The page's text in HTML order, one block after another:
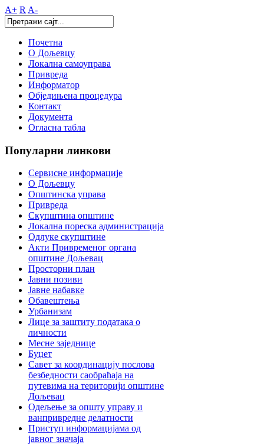
A+ R A-
Почетна
О Дољевцу
Локална самоуправа
Привреда
Информатор
Обједињена процедура
Контакт
Документа
Огласна табла
Популарни линкови
Сервисне информације
О Дољевцу
Општинска управа
Привреда
Скупштина општине
Локална пореска администрација
Одлуке скупштине
Акти Привременог органа
општине Дољевац
Просторни план
Јавни позиви
Јавне набавке
Обавештења
Урбанизам
Лице за заштиту података о
личности
Месне заједнице
Буџет
Савет за координацију послова
безбедности саобраћаја на
путевима на територији општине
Дољевац
Одељење за општу управу и
ванпривредне делатности
Приступ информацијама од
јавног значаја